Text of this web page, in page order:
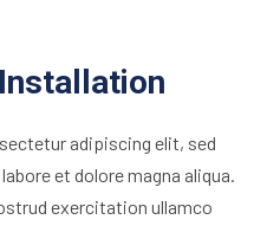
adipiscing elit, sed
et dolore magna aliqua.
exercitation ullamco